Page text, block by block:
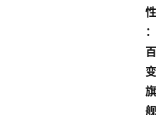
性
：
百
变
旗
舰